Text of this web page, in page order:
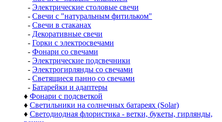
- Электрические столовые свечи
- Свечи с "натуральным фитильком"
- Свечи в стаканах
- Декоративные свечи
- Горки с электросвечами
- Фонари со свечами
- Электрические подсвечники
- Электрогирлянды со свечами
- Светящиеся панно со свечами
- Батарейки и адаптеры
♦ Фонари с подсветкой
♦ Светильники на солнечных батареях (Solar)
♦ Светодиодная флористика - ветки, букеты, гирлянды,